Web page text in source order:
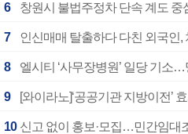
6 창원시 불법주정차 단속 계도 중
7 인신매매 탈출하다 다친 외국인,
8 엘시티 ‘사무장병원’ 일당 기소
9 [와이라노]‘공공기관 지방이전’
10 신고 없이 홍보·모집…민간임대